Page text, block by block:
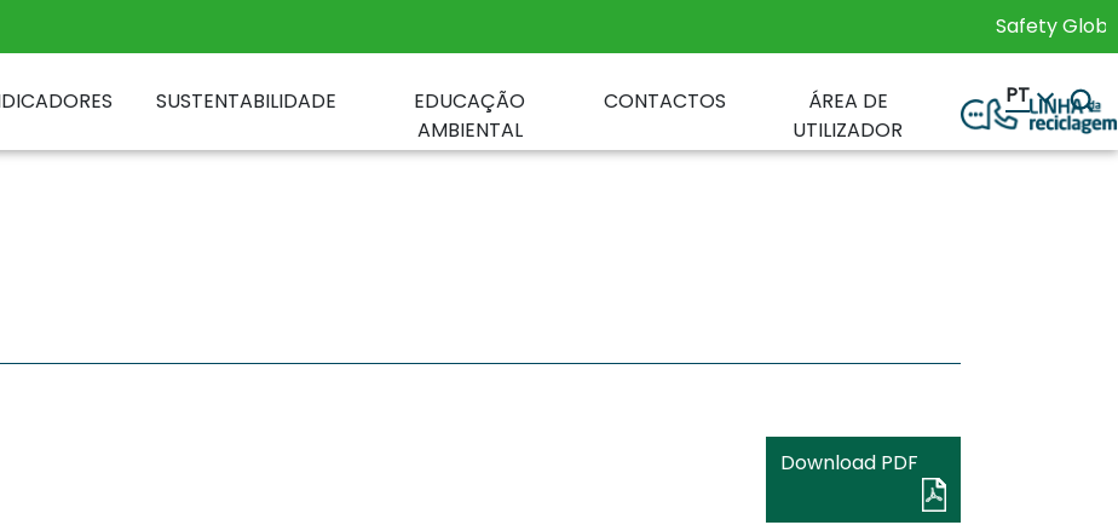
Safety Global
SUSTENTABILIDADE
EDUCAÇÃO
AMBIENTAL
CONTACTOS
ÁREA DE
UTILIZADOR
PT
Download PDF